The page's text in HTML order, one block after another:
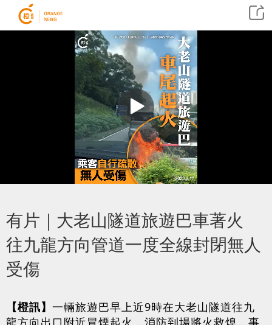
有片｜大老山隧道旅遊巴車著火
往九龍方向管道一度全線封閉無人
受傷
【橙訊】 一輛旅遊巴早上近9時在大老山隧道往九
龍方向出口附近冒煙起火，消防到場將火救熄，事